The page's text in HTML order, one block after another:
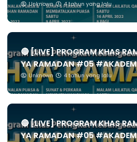
Unknown 4 tahun yang lalu
🔴 [LIVE] PROGRAM KHAS
YA RAMADAN #05
Unknown 4 tahun yang lalu
🔴 [LIVE] PROGRAM KHAS
YA RAMADAN #05